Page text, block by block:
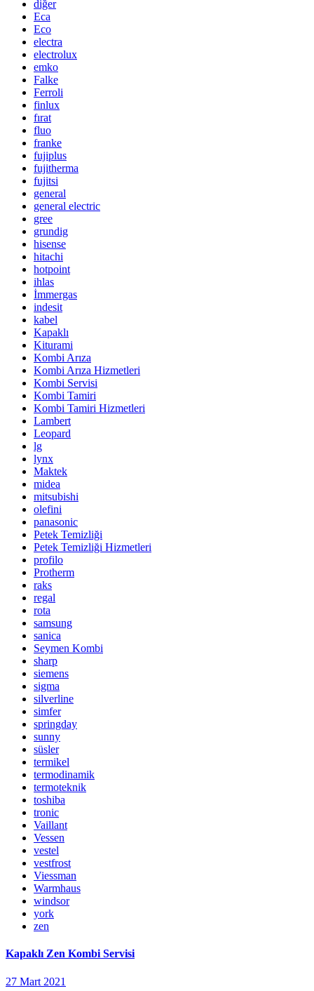
diğer
Eca
Eco
electra
electrolux
emko
Falke
Ferroli
finlux
fırat
fluo
franke
fujiplus
fujitherma
fujitsi
general
general electric
gree
grundig
hisense
hitachi
hotpoint
ihlas
İmmergas
indesit
kabel
Kapaklı
Kiturami
Kombi Arıza
Kombi Arıza Hizmetleri
Kombi Servisi
Kombi Tamiri
Kombi Tamiri Hizmetleri
Lambert
Leopard
lg
lynx
Maktek
midea
mitsubishi
olefini
panasonic
Petek Temizliği
Petek Temizliği Hizmetleri
profilo
Protherm
raks
regal
rota
samsung
sanica
Seymen Kombi
sharp
siemens
sigma
silverline
simfer
springday
sunny
süsler
termikel
termodinamik
termoteknik
toshiba
tronic
Vaillant
Vessen
vestel
vestfrost
Viessman
Warmhaus
windsor
york
zen
Kapaklı Zen Kombi Servisi
27 Mart 2021